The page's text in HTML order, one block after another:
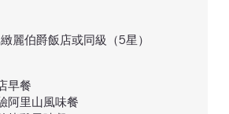
緻麗伯爵飯店或同級（5星）
早餐
阿里山風味餐